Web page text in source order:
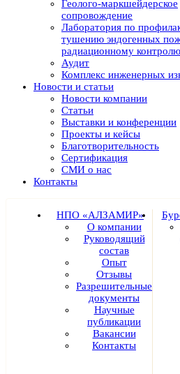
Геолого-маркшейдерское
сопровождение
Лаборатория по
тушению эндогенных
радиационному контролю
Аудит
Комплекс инженерных
Новости и статьи
Новости компании
Статьи
Выставки и конференции
Проекты и кейсы
Благотворительность
Сертификация
СМИ о нас
Контакты
НПО «АЛЗАМИР»
О компании
Руководящий
состав
Опыт
Отзывы
Разрешительные
документы
Научные
публикации
Вакансии
Контакты